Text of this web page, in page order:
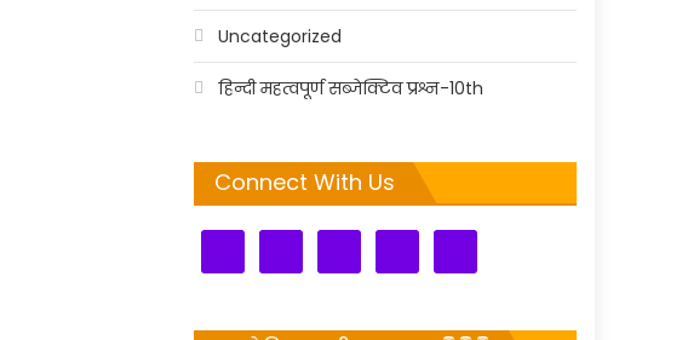
Uncategorized
हिन्दी महत्वपूर्ण सब्जेक्टिव प्रश्न-10th
Connect With Us